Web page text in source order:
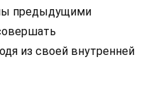
предыдущими
из своей внутренней